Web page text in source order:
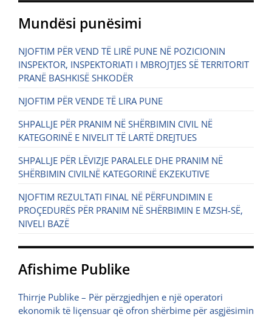
Mundësi punësimi
NJOFTIM PËR VEND TË LIRË PUNE NË POZICIONIN
INSPEKTOR, INSPEKTORIATI I MBROJTJES SË TERRITORIT
PRANË BASHKISË SHKODËR
NJOFTIM PËR VENDE TË LIRA PUNE
SHPALLJE PËR PRANIM NË SHËRBIMIN CIVIL NË
KATEGORINË E NIVELIT TË LARTË DREJTUES
SHPALLJE PËR LËVIZJE PARALELE DHE PRANIM NË
SHËRBIMIN CIVILNË KATEGORINË EKZEKUTIVE
NJOFTIM REZULTATI FINAL NË PËRFUNDIMIN E
PROÇEDURËS PËR PRANIM NË SHËRBIMIN E MZSH-SË,
NIVELI BAZË
Afishime Publike
Thirrje Publike – Për përzgjedhjen e një operatori
ekonomik të liçensuar që ofron shërbime për asgjësimin